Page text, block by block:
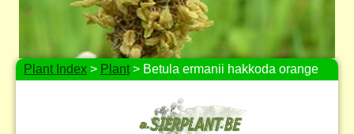
Plant Index > Plant> Betula ermanii hakkoda orange